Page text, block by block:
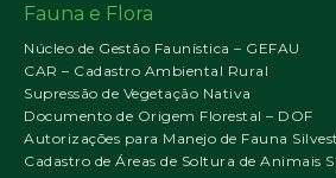
Fauna e Flora
Núcleo de Gestão Faunística – GEFAU
CAR – Cadastro Ambiental Rural
Supressão de Vegetação Nativa
Documento de Origem Florestal – DOF
Autorizações para Manejo de Fauna
Cadastro de Áreas de Soltura de Animais